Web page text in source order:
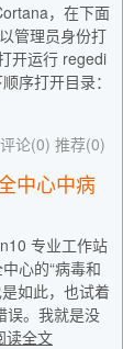
，在下面
管理员身份打
开运行 regedi
序打开目录：
评论(0) 推荐(0)
中心中病
专业工作站
心的“病毒和
如此，也试着
误。我就是没
读全文